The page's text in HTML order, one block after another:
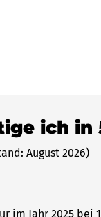
ich in
August 2026)
im Jahr 2025 bei